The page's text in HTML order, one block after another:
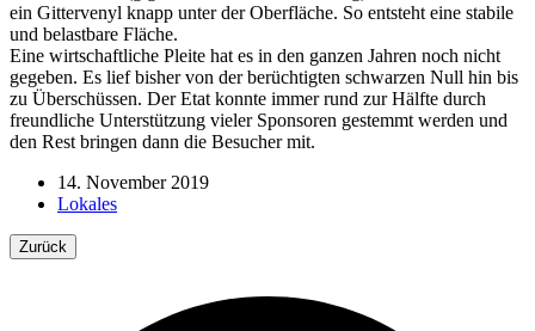
ein Gittervenyl knapp unter der Oberfläche. So entsteht eine stabile
und belastbare Fläche.
Eine wirtschaftliche Pleite hat es in den ganzen Jahren noch nicht
gegeben. Es lief bisher von der berüchtigten schwarzen Null hin bis
zu Überschüssen. Der Etat konnte immer rund zur Hälfte durch
freundliche Unterstützung vieler Sponsoren gestemmt werden und
den Rest bringen dann die Besucher mit.
14. November 2019
Lokales